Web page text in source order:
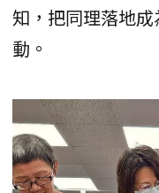
知，把同理落地
動。